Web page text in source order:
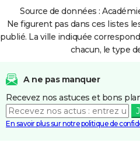
Source de données :
Ne figurent pas dans ces listes
publié. La ville indiquée
chacun, le type
A ne pas manquer
Recevez nos astuces et bons
En savoir plus sur notre politique de